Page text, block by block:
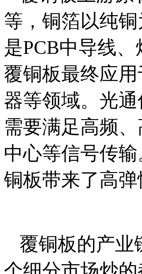
等，铜箔以纯
是PCB中导线
覆铜板最终应
器等领域。光
需要满足高频
中心等信号传
铜板带来了高
覆铜板的产业